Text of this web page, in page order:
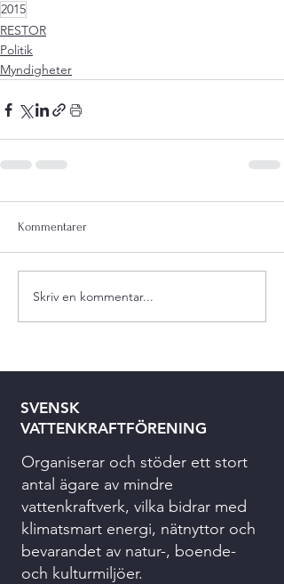
2015
RESTOR
Politik
Myndigheter
Kommentarer
Skriv en kommentar...
SVENSK
VATTENKRAFTFÖRENING
Organiserar och stöder ett stort
antal ägare av mindre
vattenkraftverk, vilka bidrar med
klimatsmart energi, nätnyttor och
bevarandet av natur-, boende-
och kulturmiljöer.